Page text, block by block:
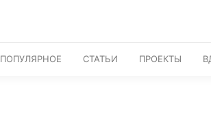
ПОПУЛЯРНОЕ СТАТЬИ ПРОЕКТЫ